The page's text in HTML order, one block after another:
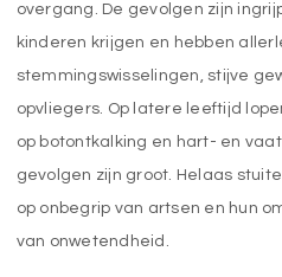
overgang. De gevolgen zijn
kinderen krijgen en hebben
stemmingswisselingen, stijve
opvliegers. Op latere leeftijd
op botontkalking en hart- en
gevolgen zijn groot. Helaas
op onbegrip van artsen en hun
van onwetendheid.